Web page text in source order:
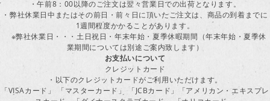
・午前8：00以降のご注文は翌々営業日での出荷となります。
・弊社休業日中またはその前日・前々日に頂いたご注文は、商品の到着までに
1週間程度かかることがあります。
※弊社休業日・・・土日祝日・年末年始・夏季休暇期間（年末年始・夏季休
業期間については別途ご案内致します）
お支払いについて
クレジットカード
・以下のクレジットカードがご利用いただけます。
「VISAカード」 「マスターカード」 「JCBカード」「アメリカン・エキスプレ